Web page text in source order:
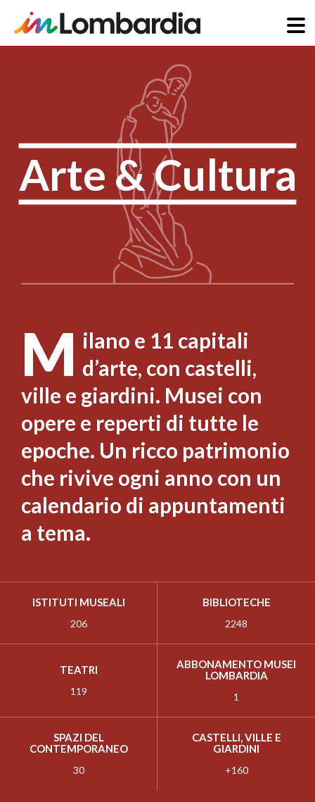
M ilano e 11 capitali
d’arte, con castelli,
ville e giardini. Musei con
opere e reperti di tutte le
epoche. Un ricco patrimonio
che rivive ogni anno con un
calendario di appuntamenti
a tema.
Arte & Cultura
ISTITUTI MUSEALI
206
BIBLIOTECHE
2248
TEATRI
119
ABBONAMENTO MUSEI
LOMBARDIA
1
SPAZI DEL
CONTEMPORANEO
30
CASTELLI, VILLE E
GIARDINI
+160